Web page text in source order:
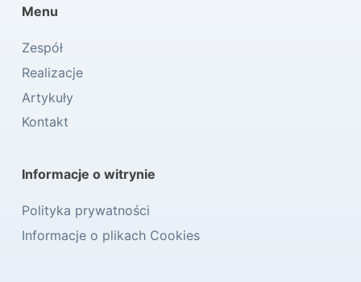
Menu
Zespół
Realizacje
Artykuły
Kontakt
Informacje o witrynie
Polityka prywatności
Informacje o plikach Cookies